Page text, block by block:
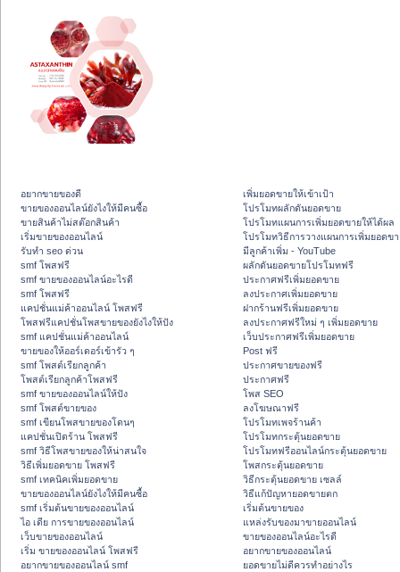
อยากขายของดี
ขายของออนไลน์ยังไงให้มีคนซื้อ
ขายสินค้าไม่สต๊อกสินค้า
เริ่มขายของออนไลน์
รับทำ seo ด่วน
smf โพสฟรี
smf ขายของออนไลน์อะไรดี
smf โพสฟรี
แคปชั่นแม่ค้าออนไลน์ โพสฟรี
โพสฟรีแคปชั่นโพสขายของยังไงให้ปัง
smf แคปชั่นแม่ค้าออนไลน์
ขายของให้ออร์เดอร์เข้ารัว ๆ
smf โพสต์เรียกลูกค้า
โพสต์เรียกลูกค้าโพสฟรี
smf ขายของออนไลน์ให้ปัง
smf โพสต์ขายของ
smf เขียนโพสขายของโดนๆ
แคปชั่นเปิดร้าน โพสฟรี
smf วิธีโพสขายของให้น่าสนใจ
วิธีเพิ่มยอดขาย โพสฟรี
smf เทคนิคเพิ่มยอดขาย
ขายของออนไลน์ยังไงให้มีคนซื้อ
smf เริ่มต้นขายของออนไลน์
ไอ เดีย การขายของออนไลน์
เว็บขายของออนไลน์
เริ่ม ขายของออนไลน์ โพสฟรี
อยากขายของออนไลน์ smf
เพิ่มยอดขายให้เข้าเป้า
โปรโมทผลักดันยอดขาย
โปรโมทแผนการเพิ่มยอดขายให้ได้ผล
โปรโมทวิธีการวางแผนการเพิ่มยอดข
มีลูกค้าเพิ่ม - YouTube
ผลักดันยอดขายโปรโมทฟรี
ประกาศฟรีเพิ่มยอดขาย
ลงประกาศเพิ่มยอดขาย
ฝากร้านฟรีเพิ่มยอดขาย
ลงประกาศฟรีใหม่ ๆ เพิ่มยอดขาย
เว็บประกาศฟรีเพิ่มยอดขาย
Post ฟรี
ประกาศขายของฟรี
ประกาศฟรี
โพส SEO
ลงโฆษณาฟรี
โปรโมทเพจร้านค้า
โปรโมทกระตุ้นยอดขาย
โปรโมทฟรีออนไลน์กระตุ้นยอดขาย
โพสกระตุ้นยอดขาย
วิธีกระตุ้นยอดขาย เซลล์
วิธีแก้ปัญหายอดขายตก
เริ่มต้นขายของ
แหล่งรับของมาขายออนไลน์
ขายของออนไลน์อะไรดี
อยากขายของออนไลน์
ยอดขายไม่ดีควรทำอย่างไร